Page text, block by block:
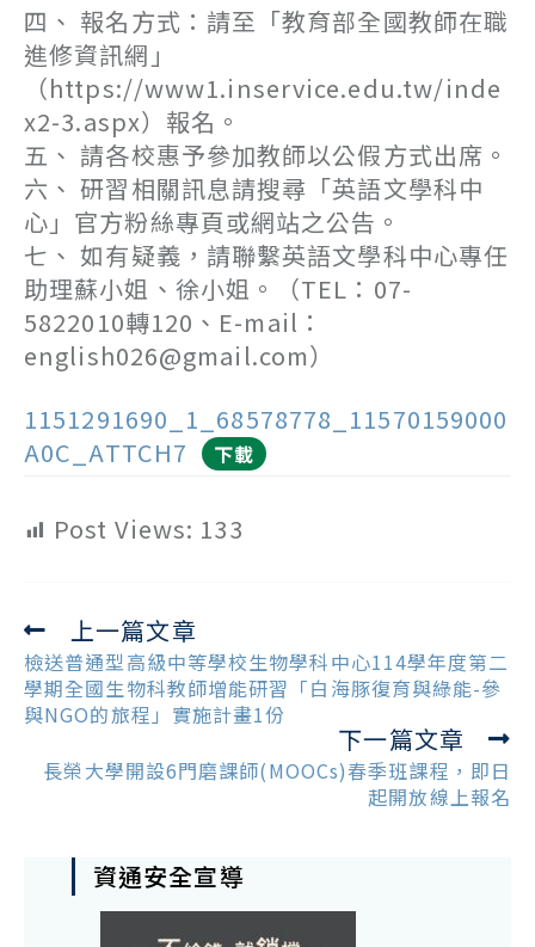
四、 報名方式：請至「教育部全國教師在職
進修資訊網」
（https://www1.inservice.edu.tw/inde
x2-3.aspx）報名。
五、 請各校惠予參加教師以公假方式出席。
六、 研習相關訊息請搜尋「英語文學科中
心」官方粉絲專頁或網站之公告。
七、 如有疑義，請聯繫英語文學科中心專任
助理蘇小姐、徐小姐。（TEL：07-
5822010轉120、E-mail：
english026@gmail.com）
1151291690_1_68578778_11570159000
A0C_ATTCH7
下載
Post Views: 133
Read
more
articles
上一篇文章
檢送普通型高級中等學校生物學科中心114學年度第二
學期全國生物科教師增能研習「白海豚復育與綠能-參
與NGO的旅程」實施計畫1份
下一篇文章
長榮大學開設6門磨課師(MOOCs)春季班課程，即日
起開放線上報名
資通安全宣導